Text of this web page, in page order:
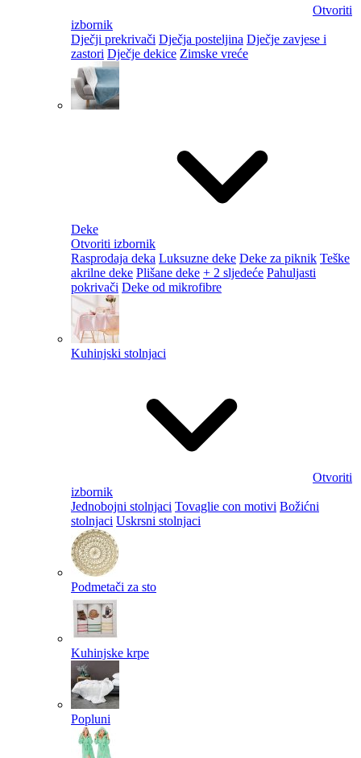
Otvoriti
izbornik
Dječji prekrivači Dječja posteljina Dječje zavjese i
zastori Dječje dekice Zimske vreće
Deke
Otvoriti izbornik
Rasprodaja deka Luksuzne deke Deke za piknik Teške
akrilne deke Plišane deke + 2 sljedeće Pahuljasti
pokrivači Deke od mikrofibre
Kuhinjski stolnjaci
Otvoriti
izbornik
Jednobojni stolnjaci Tovaglie con motivi Božićni
stolnjaci Uskrsni stolnjaci
Podmetači za sto
Kuhinjske krpe
Popluni